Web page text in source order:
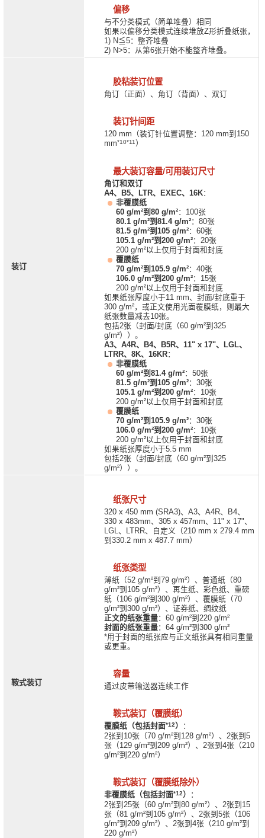
偏移
与不分类模式（简单堆叠）相同
如果以偏移分类模式连续堆放Z形折叠纸张，
1) N≦5：整齐堆叠
2) N>5：从第6张开始不能整齐堆叠。
装订
胶粘装订位置
角订（正面）、角订（背面）、双订
装订针间距
120 mm（装订针位置调整：120 mm到150
mm*10*11 ）
最大装订容量/可用装订尺寸
角订和双订
A4、B5、LTR、EXEC、16K：
非覆膜纸
60 g/m²到80 g/m²：100张
80.1 g/m²到81.4 g/m²：80张
81.5 g/m²到105 g/m²：60张
105.1 g/m²到200 g/m²：20张
200 g/m²以上仅用于封面和封底
覆膜纸
70 g/m²到105.9 g/m²：40张
106.0 g/m²到200 g/m²：15张
200 g/m²以上仅用于封面和封底
如果纸张厚度小于11 mm、封面/封底重于
300 g/m²，或正文使用光面覆膜纸，则最大
纸张数量减去10张。
包括2张（封面/封底（60 g/m²到325
g/m²））。
A3、A4R、B4、B5R、11" x 17"、LGL、
LTRR、8K、16KR：
非覆膜纸
60 g/m²到81.4 g/m²：50张
81.5 g/m²到105 g/m²：30张
105.1 g/m²到200 g/m²：10张
200 g/m²以上仅用于封面和封底
覆膜纸
70 g/m²到105.9 g/m²：30张
106.0 g/m²到200 g/m²：10张
200 g/m²以上仅用于封面和封底
如果纸张厚度小于5.5 mm
包括2张（封面/封底（60 g/m²到325
g/m²））。
鞍式装订
纸张尺寸
320 x 450 mm (SRA3)、A3、A4R、B4、
330 x 483mm、305 x 457mm、11" x 17"、
LGL、LTRR、自定义（210 mm x 279.4 mm
到330.2 mm x 487.7 mm）
纸张类型
薄纸（52 g/m²到79 g/m²）、普通纸（80
g/m²到105 g/m²）、再生纸、彩色纸、重磅
纸（106 g/m²到300 g/m²）、覆膜纸（70
g/m²到300 g/m²）、证券纸、绸纹纸
正文的纸张重量：60 g/m²到220 g/m²
封面的纸张重量：64 g/m²到300 g/m²
*用于封面的纸张应与正文纸张具有相同重量
或更重。
容量
通过皮带输送器连续工作
鞍式装订（覆膜纸）
覆膜纸（包括封面*12）
：
2张到10张（70 g/m²到128 g/m²）、2张到5
张（129 g/m²到209 g/m²）、2张到4张（210
g/m²到220 g/m²）
鞍式装订（覆膜纸除外）
非覆膜纸（包括封面*12）
：
2张到25张（60 g/m²到80 g/m²）、2张到15
张（81 g/m²到105 g/m²）、2张到5张（106
g/m²到209 g/m²）、2张到4张（210 g/m²到
220 g/m²）